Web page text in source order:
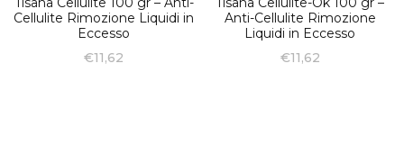
Cellulite Rimozione Liquidi in
Eccesso
€11,62
Anti-Cellulite Rimozione
Liquidi in Eccesso
€11,62